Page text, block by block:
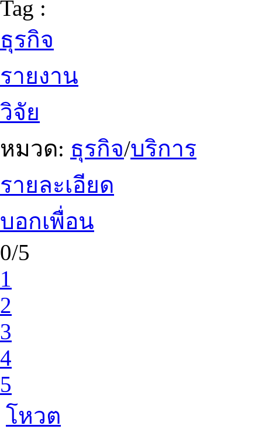
Tag :
ธุรกิจ
รายงาน
วิจัย
หมวด: ธุรกิจ/บริการ
รายละเอียด
บอกเพื่อน
0/5
1
2
3
4
5
โหวต